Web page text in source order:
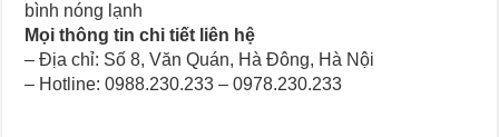
bình nóng lạnh
Mọi thông tin chi tiết liên hệ
– Địa chỉ: Số 8, Văn Quán, Hà Đông, Hà Nội
– Hotline: 0988.230.233 – 0978.230.233